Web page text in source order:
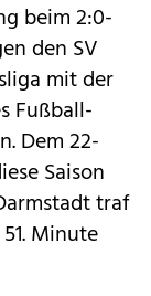
beim 2:0-
den SV
mit der
Fußball-
Dem 22-
Saison
traf
Minute